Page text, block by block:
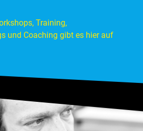
Training,
und Coaching gibt es hier auf